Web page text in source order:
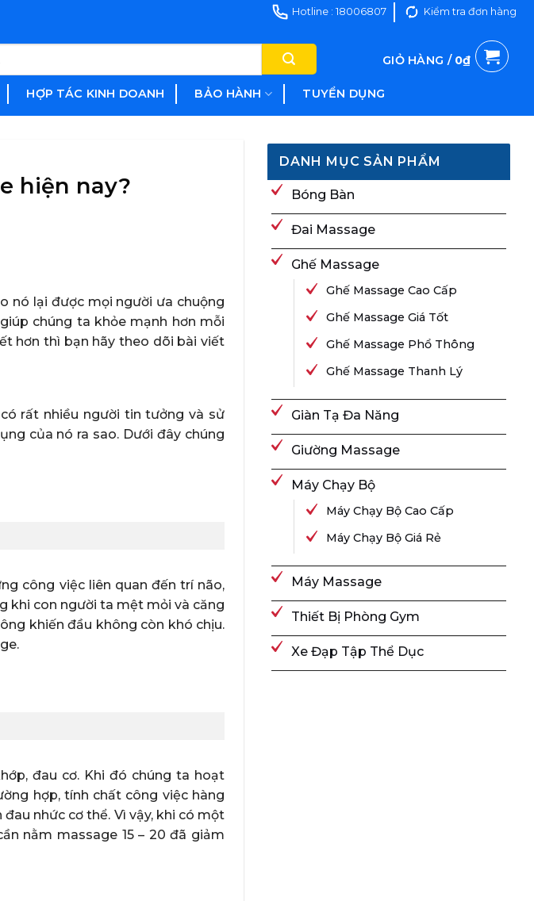
Hotline : 18006807 Kiểm tra đơn hàng
HỢP TÁC KINH DOANH BẢO HÀNH TUYỂN DỤNG
GIỎ HÀNG / 0₫
hiện nay?
nó lại được mọi người ưa chuộng
chúng ta khỏe mạnh hơn mỗi
hơn thì bạn hãy theo dõi bài viết
rất nhiều người tin tưởng và sử
của nó ra sao. Dưới đây chúng
công việc liên quan đến trí não,
khi con người ta mệt mỏi và căng
khiến đầu không còn khó chịu.
đau cơ. Khi đó chúng ta hoạt
hợp, tính chất công việc hàng
nhức cơ thể. Vì vậy, khi có một
nằm massage 15 – 20 đã giảm
DANH MỤC SẢN PHẨM
Bóng Bàn
Đai Massage
Ghế Massage
Ghế Massage Cao Cấp
Ghế Massage Giá Tốt
Ghế Massage Phổ Thông
Ghế Massage Thanh Lý
Giàn Tạ Đa Năng
Giường Massage
Máy Chạy Bộ
Máy Chạy Bộ Cao Cấp
Máy Chạy Bộ Giá Rẻ
Máy Massage
Thiết Bị Phòng Gym
Xe Đạp Tập Thể Dục